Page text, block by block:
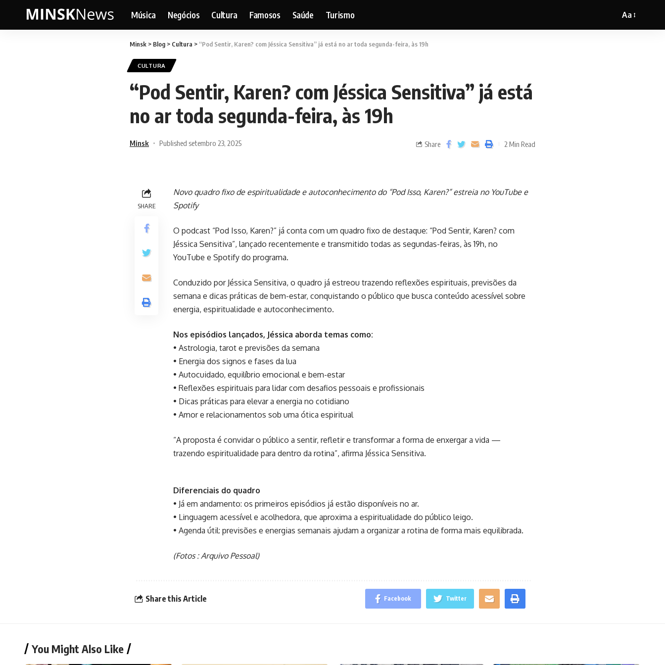
Música Negócios Cultura Famosos Saúde Turismo Aa
Minsk > Blog > Cultura > “Pod Sentir, Karen? com Jéssica Sensitiva” já está no ar toda segunda-feira, às 19h
CULTURA
“Pod Sentir, Karen? com Jéssica Sensitiva” já está
no ar toda segunda-feira, às 19h
Minsk Published setembro 23, 2025 Share 2 Min Read
SHARE
Novo quadro fixo de espiritualidade e autoconhecimento do “Pod Isso, Karen?” estreia no YouTube e
Spotify
O podcast “Pod Isso, Karen?” já conta com um quadro fixo de destaque: “Pod Sentir, Karen? com
Jéssica Sensitiva”, lançado recentemente e transmitido todas as segundas-feiras, às 19h, no
YouTube e Spotify do programa.
Conduzido por Jéssica Sensitiva, o quadro já estreou trazendo reflexões espirituais, previsões da
semana e dicas práticas de bem-estar, conquistando o público que busca conteúdo acessível sobre
energia, espiritualidade e autoconhecimento.
Nos episódios lançados, Jéssica aborda temas como:
• Astrologia, tarot e previsões da semana
• Energia dos signos e fases da lua
• Autocuidado, equilíbrio emocional e bem-estar
• Reflexões espirituais para lidar com desafios pessoais e profissionais
• Dicas práticas para elevar a energia no cotidiano
• Amor e relacionamentos sob uma ótica espiritual
“A proposta é convidar o público a sentir, refletir e transformar a forma de enxergar a vida —
trazendo espiritualidade para dentro da rotina”, afirma Jéssica Sensitiva.
Diferenciais do quadro
• Já em andamento: os primeiros episódios já estão disponíveis no ar.
• Linguagem acessível e acolhedora, que aproxima a espiritualidade do público leigo.
• Agenda útil: previsões e energias semanais ajudam a organizar a rotina de forma mais equilibrada.
(Fotos : Arquivo Pessoal)
Share this Article Facebook Twitter
You Might Also Like